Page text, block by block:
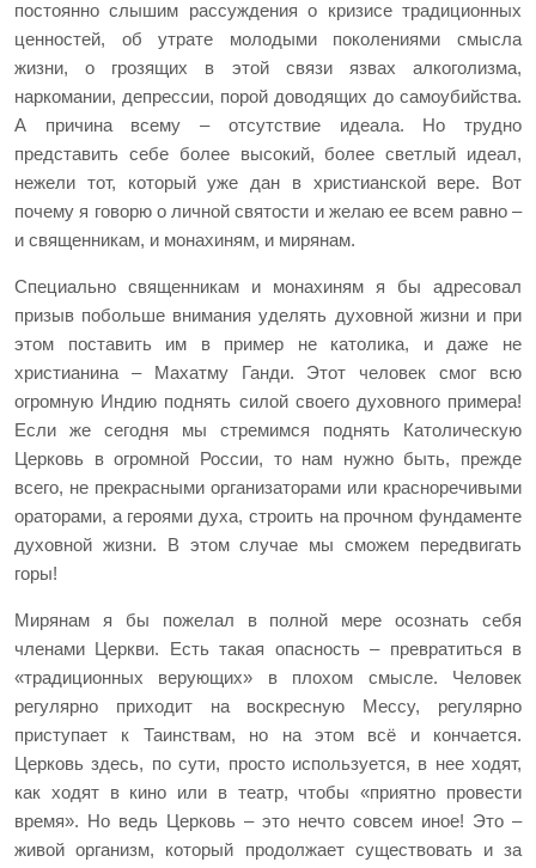
постоянно слышим рассуждения о кризисе традиционных
ценностей, об утрате молодыми поколениями смысла
жизни, о грозящих в этой связи язвах алкоголизма,
наркомании, депрессии, порой доводящих до самоубийства.
А причина всему – отсутствие идеала. Но трудно
представить себе более высокий, более светлый идеал,
нежели тот, который уже дан в христианской вере. Вот
почему я говорю о личной святости и желаю ее всем равно –
и священникам, и монахиням, и мирянам.
Специально священникам и монахиням я бы адресовал
призыв побольше внимания уделять духовной жизни и при
этом поставить им в пример не католика, и даже не
христианина – Махатму Ганди. Этот человек смог всю
огромную Индию поднять силой своего духовного примера!
Если же сегодня мы стремимся поднять Католическую
Церковь в огромной России, то нам нужно быть, прежде
всего, не прекрасными организаторами или красноречивыми
ораторами, а героями духа, строить на прочном фундаменте
духовной жизни. В этом случае мы сможем передвигать
горы!
Мирянам я бы пожелал в полной мере осознать себя
членами Церкви. Есть такая опасность – превратиться в
«традиционных верующих» в плохом смысле. Человек
регулярно приходит на воскресную Мессу, регулярно
приступает к Таинствам, но на этом всё и кончается.
Церковь здесь, по сути, просто используется, в нее ходят,
как ходят в кино или в театр, чтобы «приятно провести
время». Но ведь Церковь – это нечто совсем иное! Это –
живой организм, который продолжает существовать и за